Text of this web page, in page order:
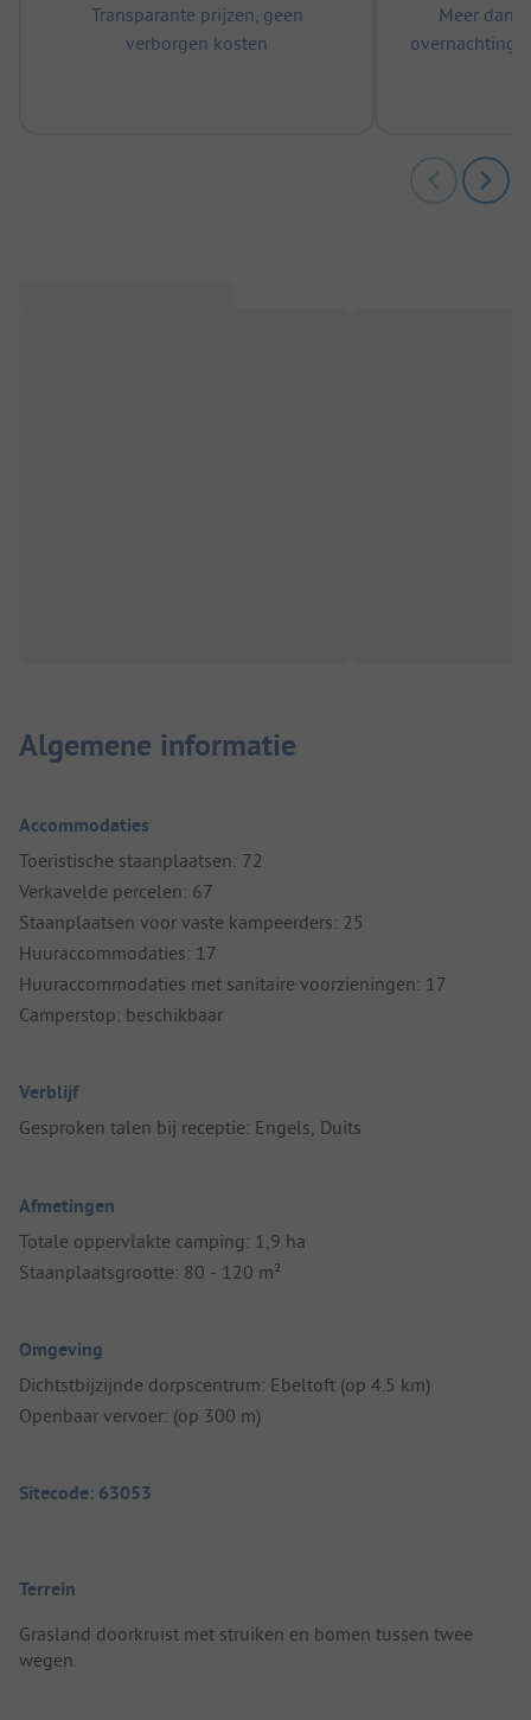
Transparante prijzen, geen
verborgen kosten
Meer dan
Algemene informatie
Accommodaties
Toeristische staanplaatsen: 72
Verkavelde percelen: 67
Staanplaatsen voor vaste kampeerders: 25
Huuraccommodaties: 17
Huuraccommodaties met sanitaire voorzieningen: 17
Camperstop: beschikbaar
Verblijf
Gesproken talen bij receptie: Engels, Duits
Afmetingen
Totale oppervlakte camping: 1,9 ha
Staanplaatsgrootte: 80 - 120 m²
Omgeving
Dichtstbijzijnde dorpscentrum: Ebeltoft (op 4.5 km)
Openbaar vervoer: (op 300 m)
Sitecode: 63053
Terrein
Grasland doorkruist met struiken en bomen tussen twee
wegen.